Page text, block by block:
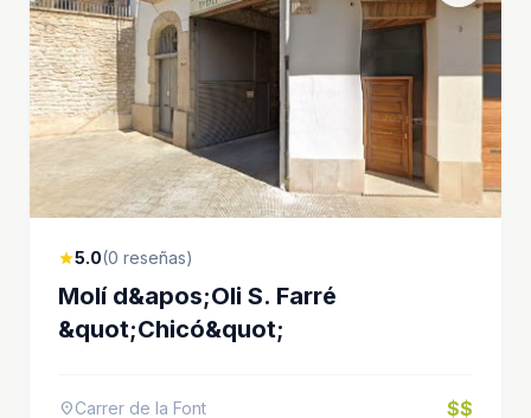
star5.0(0 reseñas)
Molí d&apos;Oli S. Farré
&quot;Chicó&quot;
location_onCarrer de la Font $$